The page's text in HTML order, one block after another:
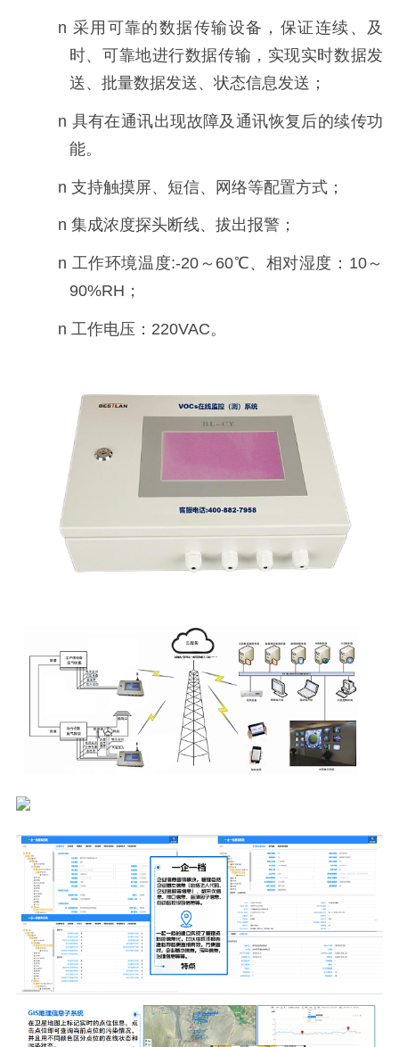
n 采用可靠的数据传输设备，保证连续、及
时、可靠地进行数据传输，实现实时数据发
送、批量数据发送、状态信息发送；
n 具有在通讯出现故障及通讯恢复后的续传功
能。
n 支持触摸屏、短信、网络等配置方式；
n 集成浓度探头断线、拔出报警；
n 工作环境温度:-20～60℃、相对湿度：10～
90%RH；
n 工作电压： 220VAC。